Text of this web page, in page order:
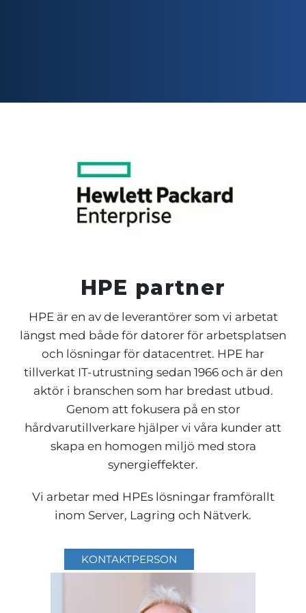
HPE partner
HPE är en av de leverantörer som vi arbetat
längst med både för datorer för arbetsplatsen
och lösningar för datacentret. HPE har
tillverkat IT-utrustning sedan 1966 och är den
aktör i branschen som har bredast utbud.
Genom att fokusera på en stor
hårdvarutillverkare hjälper vi våra kunder att
skapa en homogen miljö med stora
synergieffekter.
Vi arbetar med HPEs lösningar framförallt
inom Server, Lagring och Nätverk.
KONTAKTPERSON